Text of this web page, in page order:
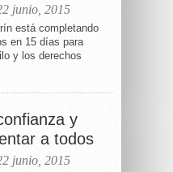
junio, 2015
está completando
en 15 días para
y los derechos
y
a todos
junio, 2015